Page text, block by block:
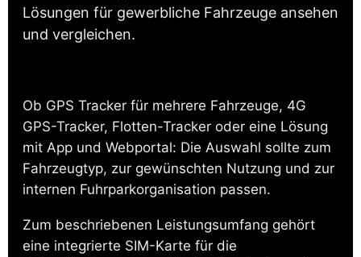
Lösungen für gewerbliche Fahrzeuge ansehen
und vergleichen.
Ob GPS Tracker für mehrere Fahrzeuge, 4G
GPS-Tracker, Flotten-Tracker oder eine Lösung
mit App und Webportal: Die Auswahl sollte zum
Fahrzeugtyp, zur gewünschten Nutzung und zur
internen Fuhrparkorganisation passen.
Zum beschriebenen Leistungsumfang gehört
eine integrierte SIM-Karte für die